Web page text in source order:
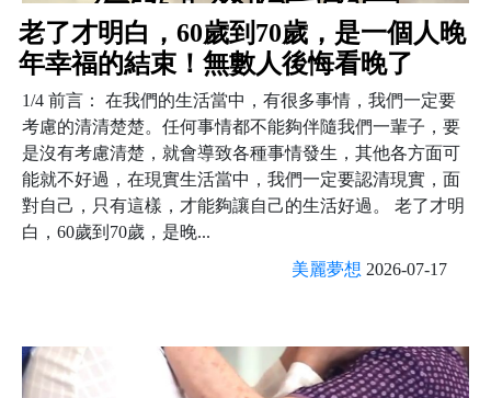
老了才明白，60歲到70歲，是一個人晚
年幸福的結束！無數人後悔看晚了
1/4 前言： 在我們的生活當中，有很多事情，我們一定要
考慮的清清楚楚。任何事情都不能夠伴隨我們一輩子，要
是沒有考慮清楚，就會導致各種事情發生，其他各方面可
能就不好過，在現實生活當中，我們一定要認清現實，面
對自己，只有這樣，才能夠讓自己的生活好過。 老了才明
白，60歲到70歲，是晚...
美麗夢想 2026-07-17